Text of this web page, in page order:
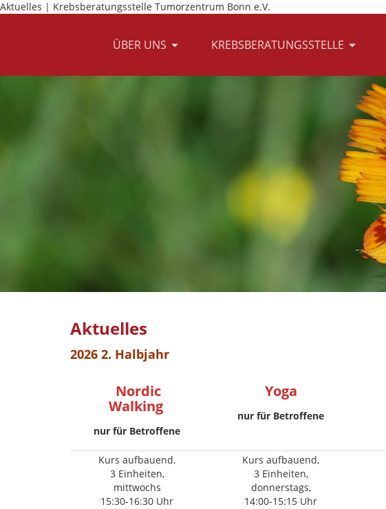
Aktuelles | Krebsberatungsstelle Tumorzentrum Bonn e.V.
ÜBER UNS KREBSBERATUNGSSTELLE
Aktuelles
2026 2. Halbjahr
Nordic
Walking
nur für Betroffene
Yoga
nur für Betroffene
Kurs aufbauend,
3 Einheiten,
mittwochs
15:30-16:30 Uhr
Kurs aufbauend,
3 Einheiten,
donnerstags,
14:00-15:15 Uhr